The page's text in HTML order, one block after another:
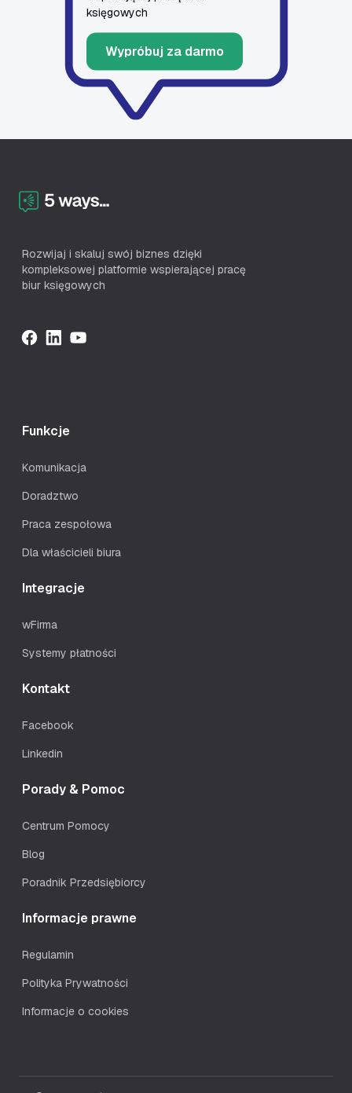
księgowych
Wypróbuj za darmo
Rozwijaj i skaluj swój biznes dzięki
kompleksowej platformie wspierającej pracę
biur księgowych
Funkcje
Komunikacja
Doradztwo
Praca zespołowa
Dla właścicieli biura
Integracje
wFirma
Systemy płatności
Kontakt
Facebook
Linkedin
Porady & Pomoc
Centrum Pomocy
Blog
Poradnik Przedsiębiorcy
Informacje prawne
Regulamin
Polityka Prywatności
Informacje o cookies